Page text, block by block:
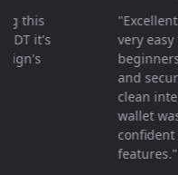
it's
"Excellent
very easy to
beginners.
and secure,
clean
wallet was
confident
features."